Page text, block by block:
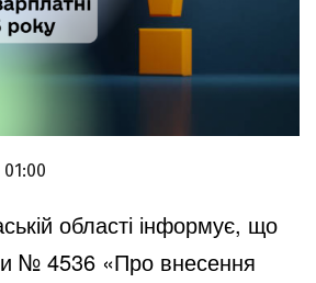
області інформує, що
№ 4536 «Про внесення